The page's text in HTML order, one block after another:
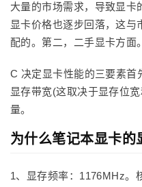
大量的市场需求，导致显卡
显卡价格也逐步回落，这与
配的。第二，二手显卡方面
C 决定显卡性能的三要素首
显存带宽(这取决于显存位
量。
为什么笔记本显卡的
1、显存频率：1176MHz。